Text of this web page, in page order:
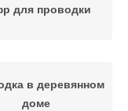
для проводки
в деревянном
доме